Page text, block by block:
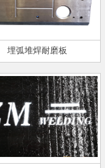
埋弧堆焊耐磨板